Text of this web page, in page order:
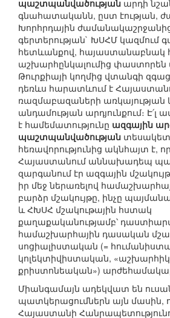
պաշտպանվածության արդի
գնահատականն, ըստ էության,
Խորհրդային
գերտերության` ԽՍՀՄ կազմում
հետևանքով, հայաստանաբնակ
աշխարհընկալումից փաստորեն
Թուրքիայի կողմից վտանգի
դեռևս հարատևում է
ռազմաբազաների առկայության
անդամության արդյունքում։ Է՛լ
է համեմատությունը ազգային
պաշտպանվածության
հեռավորությունից ակնհայտ է,
Հայաստանում աննախադեպ
զարգանում էր ազգային
իր մեջ ներառելով
բարձր մշակույթը, ինչը
և ՀԽՍՀ մշակութային հստակ
քաղաքականությամբ՝
համաշխարհային դասական
սոցիալիստական (=
կոլեկտիվիստական, «աշխարհիկ
քրիստոնեական»)
Միանգամայն ադեկվատ են
պատկերացումներն այն մասին,
Հայաստանի